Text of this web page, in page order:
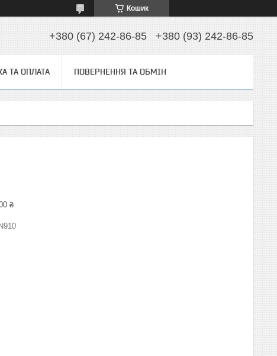
Кошик
+380 (67) 242-86-85 +380 (93) 242-86-85
ТА ОПЛАТА ПОВЕРНЕННЯ ТА ОБМІН
₴